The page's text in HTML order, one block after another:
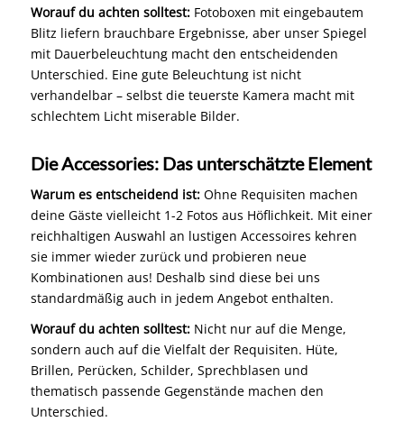
Worauf du achten solltest:Fotoboxen mit eingebautem
Blitz liefern brauchbare Ergebnisse, aber unser Spiegel
mit Dauerbeleuchtung macht den entscheidenden
Unterschied. Eine gute Beleuchtung ist nicht
verhandelbar – selbst die teuerste Kamera macht mit
schlechtem Licht miserable Bilder.
Die Accessories: Das unterschätzte Element
Warum es entscheidend ist:Ohne Requisiten machen
deine Gäste vielleicht 1-2 Fotos aus Höflichkeit. Mit einer
reichhaltigen Auswahl an lustigen Accessoires kehren
sie immer wieder zurück und probieren neue
Kombinationen aus! Deshalb sind diese bei uns
standardmäßig auch in jedem Angebot enthalten.
Worauf du achten solltest:Nicht nur auf die Menge,
sondern auch auf die Vielfalt der Requisiten. Hüte,
Brillen, Perücken, Schilder, Sprechblasen und
thematisch passende Gegenstände machen den
Unterschied.